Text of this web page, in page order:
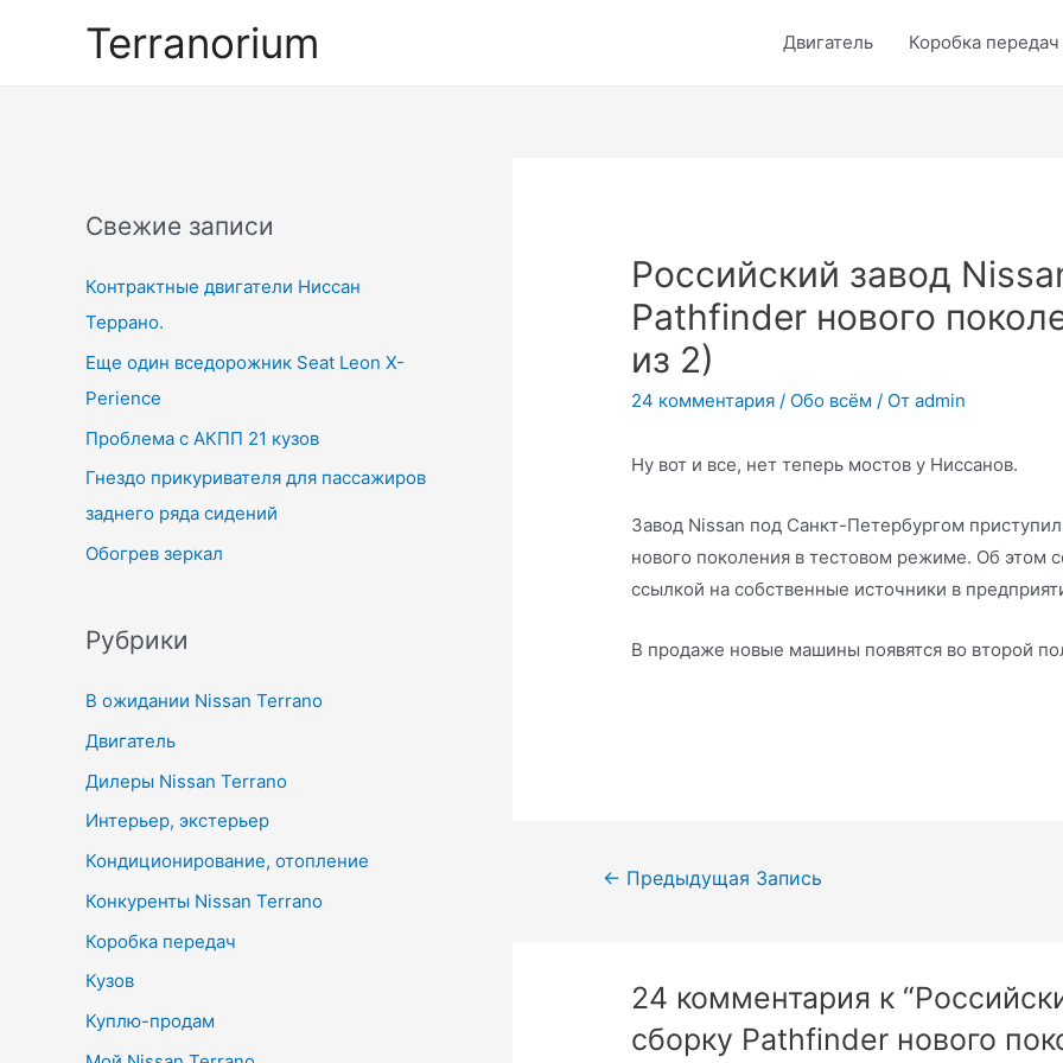
Terranorium Двигатель Коробка передач
Свежие записи
Контрактные двигатели Ниссан
Террано.
Еще один вседорожник Seat Leon X-
Perience
Проблема с АКПП 21 кузов
Гнездо прикуривателя для пассажиров
заднего ряда сидений
Обогрев зеркал
Рубрики
В ожидании Nissan Terrano
Двигатель
Дилеры Nissan Terrano
Интерьер, экстерьер
Кондиционирование, отопление
Конкуренты Nissan Terrano
Коробка передач
Кузов
Куплю-продам
Российский завод
Pathfinder нового
из 2)
24 комментария / Обо всём / От admin
Ну вот и все, нет теперь мостов у Ниссанов.
Завод Nissan под Санкт-Петербургом
нового поколения в тестовом режиме. Об этом
ссылкой на собственные источники в
В продаже новые машины появятся во второй
Навигация
← Предыдущая Запись
24 комментария к
сборку Pathfinder нового